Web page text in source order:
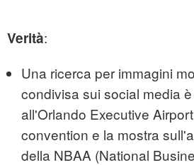
Verità:
Una ricerca per immagini
condivisa sui social media
all'Orlando Executive
convention e la mostra
della NBAA (National